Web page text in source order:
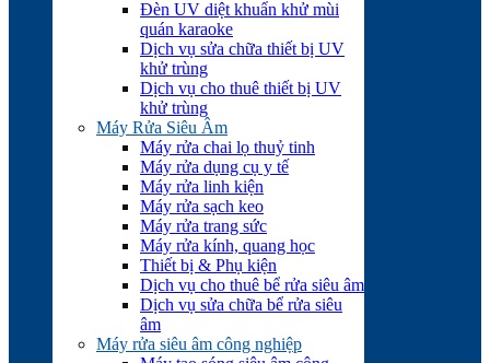
Đèn UV diệt khuẩn khử mùi
quán karaoke
Dịch vụ sửa chữa thiết bị UV
khử trùng
Dịch vụ cho thuê thiết bị UV
khử trùng
Máy Rửa Siêu Âm
Máy rửa chai lọ thuỷ tinh
Máy rửa dụng cụ y tế
Máy rửa linh kiện
Máy rửa sạch keo
Máy rửa trang sức
Máy rửa kính, quang học
Thiết bị & Phụ kiện
Dịch vụ cho thuê bể rửa siêu âm
Dịch vụ sửa chữa bể rửa siêu
âm
Máy rửa siêu âm công nghiệp